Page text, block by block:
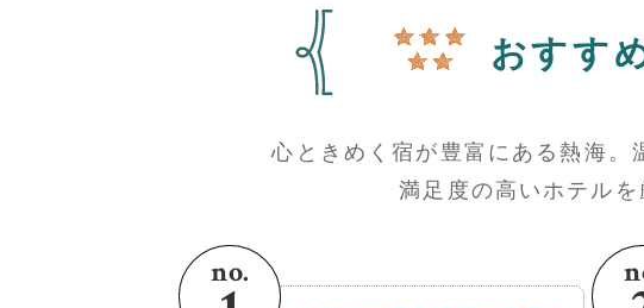
おすす
心ときめく宿が豊富にある熱海。
満足度の高いホテル